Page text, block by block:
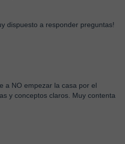
dispuesto a responder preguntas!
a NO empezar la casa por el
y conceptos claros. Muy contenta